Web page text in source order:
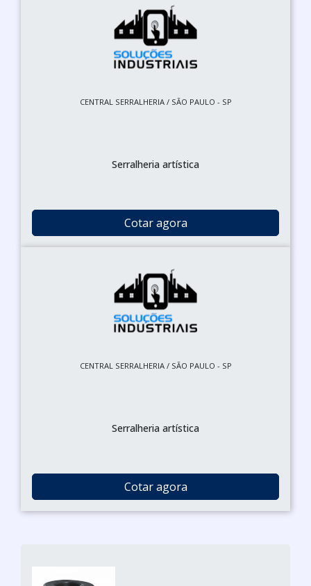
CENTRAL SERRALHERIA / SÃO PAULO - SP
Serralheria artística
Cotar agora
CENTRAL SERRALHERIA / SÃO PAULO - SP
Serralheria artística
Cotar agora